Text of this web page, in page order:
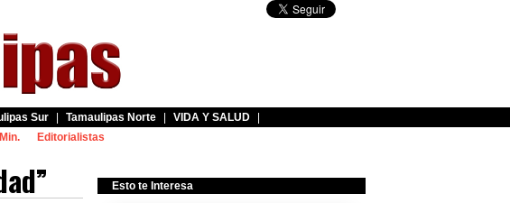
Sur Tamaulipas Norte VIDA Y SALUD
Editorialistas
Esto te Interesa